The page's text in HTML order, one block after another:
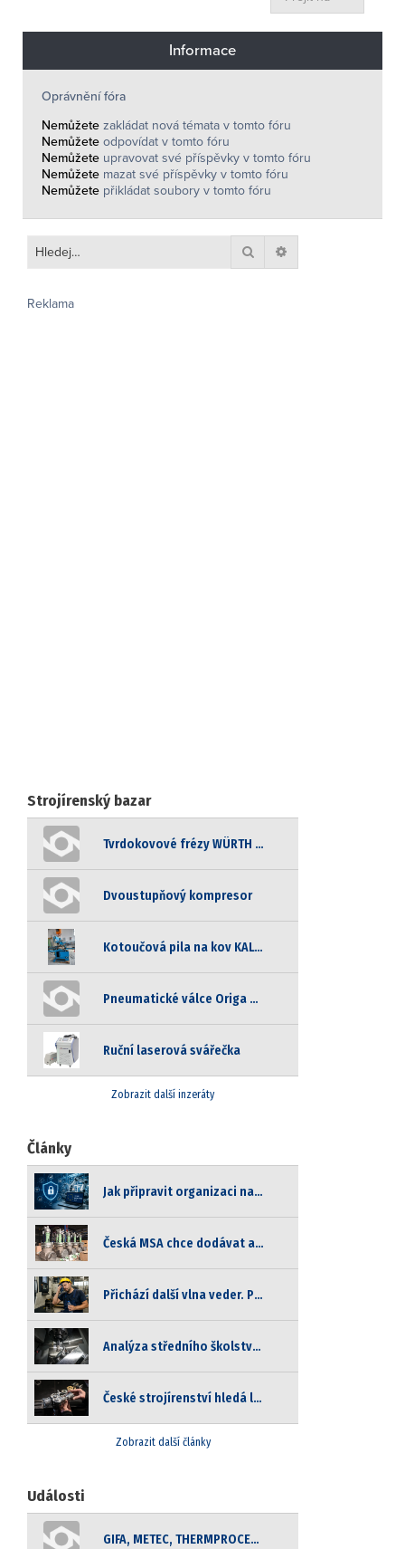
Informace
Oprávnění fóra
Nemůžete zakládat nová témata v tomto fóru
Nemůžete odpovídat v tomto fóru
Nemůžete upravovat své příspěvky v tomto fóru
Nemůžete mazat své příspěvky v tomto fóru
Nemůžete přikládat soubory v tomto fóru
Hledat
Reklama